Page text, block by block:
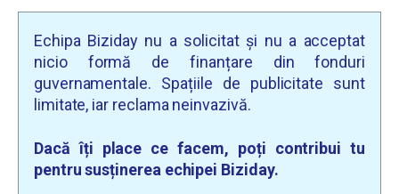
Echipa Biziday nu a solicitat și nu a acceptat
nicio formă de finanțare din fonduri
guvernamentale. Spațiile de publicitate sunt
limitate, iar reclama neinvazivă.
Dacă îți place ce facem, poți contribui tu
pentru susținerea echipei Biziday.